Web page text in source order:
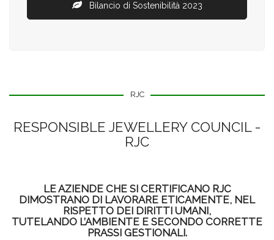
Bilancio di Sostenibilità 2023
RJC
RESPONSIBLE JEWELLERY COUNCIL -
RJC
LE AZIENDE CHE SI CERTIFICANO RJC
DIMOSTRANO DI LAVORARE ETICAMENTE, NEL
RISPETTO DEI DIRITTI UMANI,
TUTELANDO L’AMBIENTE E SECONDO CORRETTE
PRASSI GESTIONALI.